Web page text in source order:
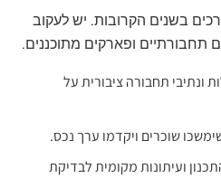
בשנים הקרובות. יש לעקוב
תחבורתיים ופארקים מתוכננים.
תחבורה ציבורית על
שוכרים ויקדמו ערך נכס.
ועיתונות מקומית לבדיקת